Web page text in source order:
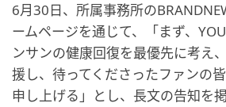
6月30日、所属事務所の
ームページを通じて、「まず、
ンサンの健康回復を最優先に考え
援し、待ってくださったファンの
申し上げる」とし、長文の告知を掲